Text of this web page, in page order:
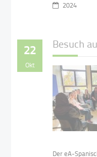
2024
22
Okt
Besuch
Der eA-